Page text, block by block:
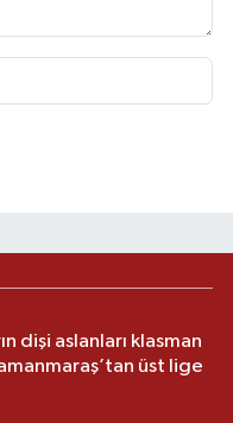
dişi aslanları klasman
üst lige